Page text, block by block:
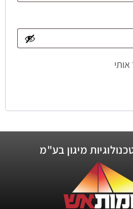
אותי
מיגון בע"מ